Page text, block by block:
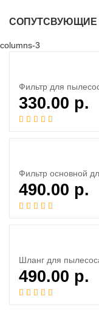
СОПУТСВУЮЩИЕ
columns-3
Фильтр для
330.00 р.
Фильтр основной
490.00 р.
Шланг для
490.00 р.